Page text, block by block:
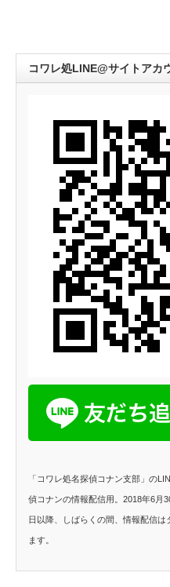
コワレ処LINE@サイトアカ
「コワレ処名探偵コナン支部」の
偵コナンの情報配信用。2018年6月
日以降、しばらくの間、情報配信
ます。